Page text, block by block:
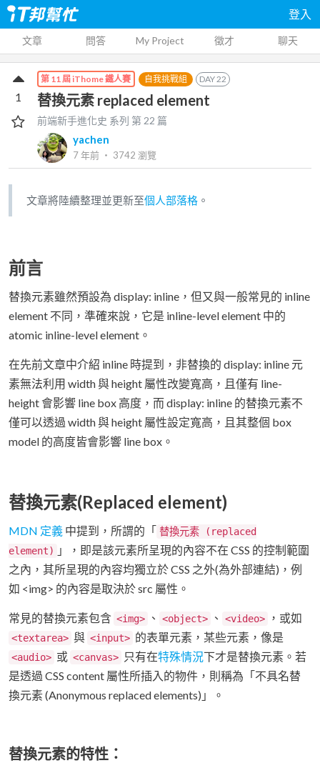
登入
文章 問答 My Project 徵才 聊天
第 11 屆 iThome 鐵人賽 自我挑戰組 DAY22
替換元素 replaced element
前端新手進化史 系列 第22 篇
yachen
7 年前 ‧ 3742 瀏覽
1
文章將陸續整理並更新至個人部落格 。
前言
替換元素雖然預設為 display: inline，但又與一般常見的 inline
element 不同，準確來說，它是 inline-level element 中的
atomic inline-level element。
在先前文章中介紹 inline 時提到，非替換的 display: inline 元
素無法利用 width 與 height 屬性改變寬高，且僅有 line-
height 會影響 line box 高度，而 display: inline 的替換元素不
僅可以透過 width 與 height 屬性設定寬高，且其整個 box
model 的高度皆會影響 line box。
替換元素(Replaced element)
MDN 定義 中提到，所謂的「 替換元素 (replaced
element)
」，即是該元素所呈現的內容不在 CSS 的控制範圍
之內，其所呈現的內容均獨立於 CSS 之外(為外部連結)，例
如 <img> 的內容是取決於 src 屬性。
常見的替換元素包含 <img> 、 <object> 、 <video> ，或如
<textarea> 與 <input> 的表單元素，某些元素，像是
<audio> 或 <canvas> 只有在特殊情況下才是替換元素。若
是透過 CSS content 屬性所插入的物件，則稱為「不具名替
換元素 (Anonymous replaced elements)」。
替換元素的特性：